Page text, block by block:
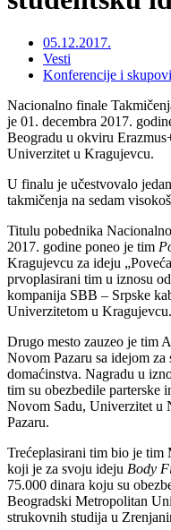
05.12.2017.
Vesti
Konferencije i skupovi
Nacionalno finale
je 01. decembra 2017.
Beogradu u okviru
Univerzitet u Kragujevcu.
U finalu je učestvovalo
takmičenja na sedam
Titulu pobednika
2017. godine poneo je tim
Kragujevcu za ideju
prvoplasirani tim u iznosu
kompanija SBB – Srpske
Univerzitetom u Kragujevcu.
Drugo mesto zauzeo je tim
Novom Pazaru sa idejom za
domaćinstva. Nagradu u
tim su obezbedile parterske
Novom Sadu, Univerzitet u
Pazaru.
Trećeplasirani tim bio je tim
koji je za svoju ideju Body
75.000 dinara koju su
Beogradski Metropolitan
strukovnih studija u